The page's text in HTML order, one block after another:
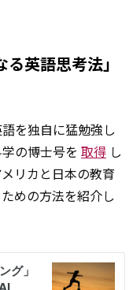
英語思考法」
を独自に猛勉強し
の博士号を 取得 し
リカと日本の教育
めの方法を紹介し